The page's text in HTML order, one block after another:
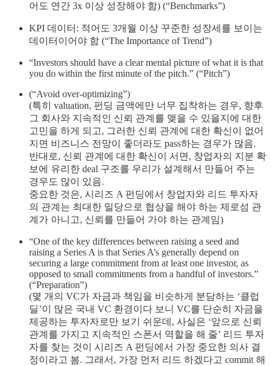
어도 연간 3x 이상 성장해야 함) (“Benchmarks”)
KPI 데이터: 적어도 3개월 이상 꾸준한 성장세를 보이는
데이터이어야 함 (“The Importance of Trend”)
“Investors should have a clear mental picture of what it is that
you do within the first minute of the pitch.” (“Pitch”)
(“Avoid over-optimizing”)
(특히 valuation, 펀딩 금액에만 너무 집착하는 경우, 향후
그 회사와 지속적인 신뢰 관계를 맺을 수 있을지에 대한
고민을 하게 되고, 그러한 신뢰 관계에 대한 확신이 없어
지면 비즈니스 전망이 좋더라도 pass하는 경우가 많음.
반대로, 신뢰 관계에 대한 확신이 서면, 창업자의 지분 확
보에 유리한 deal 구조를 우리가 설계해서 만들어 주는
경우도 많이 있음.
중요한 것은, 시리즈 A 펀딩에서 창업자와 리드 투자자
의 관계는 최대한 밀당으로 협상을 해야 하는 제로섬 관
계가 아니고, 신뢰를 만들어 가야 하는 관계임)
“One of the key differences between raising a seed and
raising a Series A is that Series A’s generally depend on
securing a large commitment from at least one investor, as
opposed to small commitments from a handful of investors.”
(“Preparation”)
(몇 개의 VC가 자금과 책임을 비슷하게 분담하는 ‘클럽
딜’이 많은 국내 VC 환경이다 보니 VC를 단순히 자금을
제공하는 투자자로만 보기 쉬운데, 사실은 ‘앞으로 신뢰
관계를 가지고 지속적인 스폰서 역할을 해 줄’ 리드 투자
자를 찾는 것이 시리즈 A 펀딩에서 가장 중요한 의사 결
정이라고 봄. 그래서, 가장 먼저 리드 하겠다고 commit 해